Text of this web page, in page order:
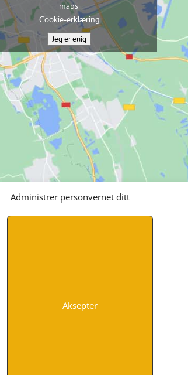
Administrer personvernet ditt
Aksepter
maps
Cookie-erklæring
Jeg er enig
INFORMASJON